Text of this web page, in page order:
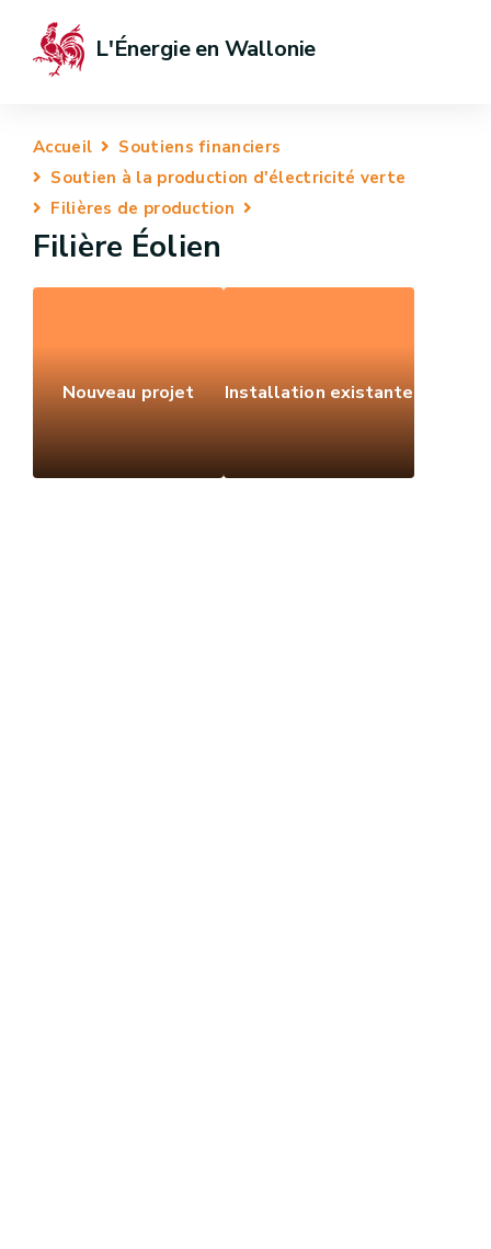
L'Énergie en Wallonie
Accueil
Soutiens financiers
Soutien à la production d'électricité verte
Filières de production
Filière Éolien
Nouveau projet Installation existante